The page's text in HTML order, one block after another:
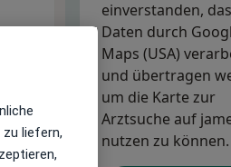
Mi,
12 Aug
Do, Fr,
einverstanden,
Daten durch
Maps (USA)
und übertragen
um die Karte zur
Arztsuche auf
nutzen zu können.
liefern,